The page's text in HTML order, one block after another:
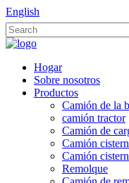
English
Hogar
Sobre nosotros
Productos
Camión de la
camión tractor
Camión de
Camión
Camión
Remolque